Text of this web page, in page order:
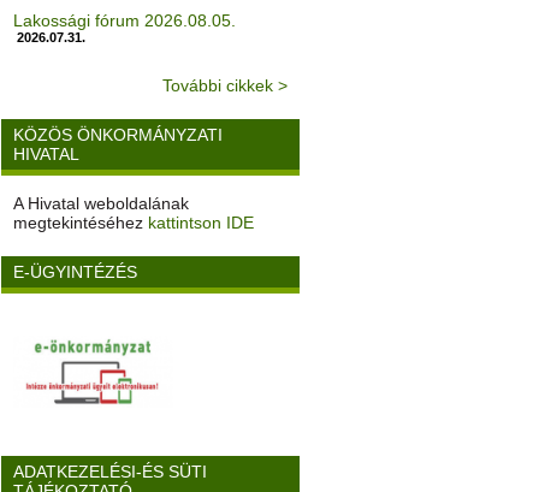
Lakossági fórum 2026.08.05.
2026.07.31.
További cikkek >
KÖZÖS ÖNKORMÁNYZATI
HIVATAL
A Hivatal weboldalának
megtekintéséhez kattintson IDE
E-ÜGYINTÉZÉS
ADATKEZELÉSI-ÉS SÜTI